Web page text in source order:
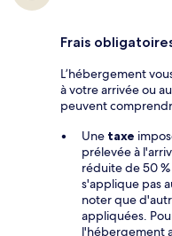
Frais
L’hébergement
à votre arrivée ou
peuvent
Une taxe
prélevée à
réduite de 50
s'applique pas
noter que
appliquées.
l'hébergement